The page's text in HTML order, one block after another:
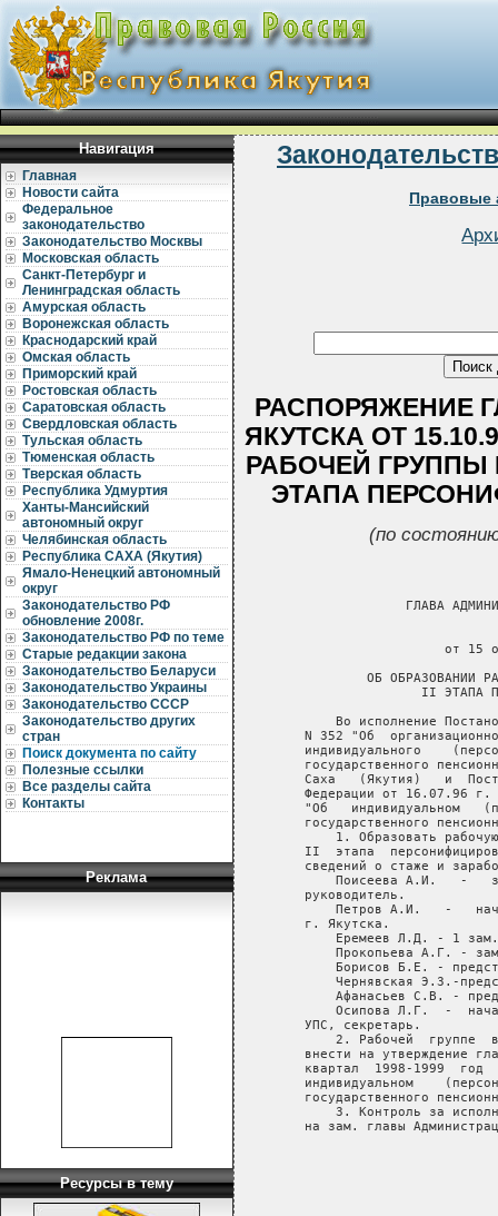
Навигация
Главная
Новости сайта
Федеральное
законодательство
Законодательство Москвы
Московская область
Санкт-Петербург и
Ленинградская область
Амурская область
Воронежская область
Краснодарский край
Омская область
Приморский край
Ростовская область
Саратовская область
Свердловская область
Тульская область
Тюменская область
Тверская область
Республика Удмуртия
Ханты-Мансийский
автономный округ
Челябинская область
Республика САХА (Якутия)
Ямало-Ненецкий автономный
округ
Законодательство РФ
обновление 2008г.
Законодательство РФ по теме
Старые редакции закона
Законодательство Беларуси
Законодательство Украины
Законодательство СССР
Законодательство других
стран
Поиск документа по сайту
Полезные ссылки
Все разделы сайта
Контакты
Реклама
Ресурсы в тему
Правовые
РАСПОРЯЖЕНИЕ
ЯКУТСКА ОТ
РАБОЧЕЙ ГРУППЫ
ЭТАПА
(по
ГЛАВА
от 15
ОБ ОБРАЗОВАНИИ
II ЭТАПА
Во исполнение
N 352 "Об
индивидуального
государственного
Саха   (Якутия)   и
Федерации от 16.07.96
"Об   индивидуальном
государственного
1. Образовать
II  этапа
сведений о стаже и
Поисеева А.И.   -
   руководитель.
Петров А.И.   -
   г. Якутска.
Еремеев Л.Д. - 1
Прокопьева А.Г. -
Борисов Б.Е. -
Чернявская Э.3.-
Афанасьев С.В. -
Осипова Л.Г.  -
   УПС, секретарь.
2. Рабочей  группе
внести на утверждение
квартал  1998-1999  год
индивидуальном
государственного
3. Контроль за
на зам. главы